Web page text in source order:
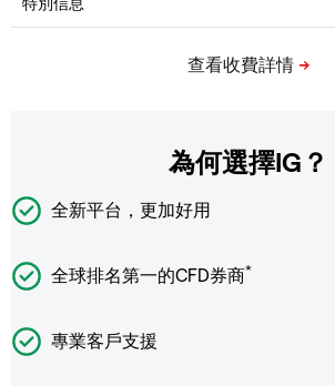
為何選擇IG？
全新平台，更加好用
全球排名第一的CFD券商*
專業客戶支援